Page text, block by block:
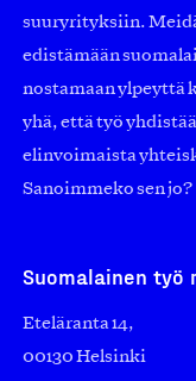
suuryrityksiin.
edistämään
nostamaan ylpeyttä
yhä, että työ
elinvoimaista
Sanoimmeko sen jo?
Suomalainen työ
Eteläranta 14,
00130 Helsinki